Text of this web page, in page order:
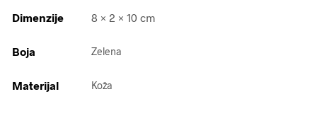
Dimenzije 8 × 2 × 10 cm
Boja Zelena
Materijal Koža